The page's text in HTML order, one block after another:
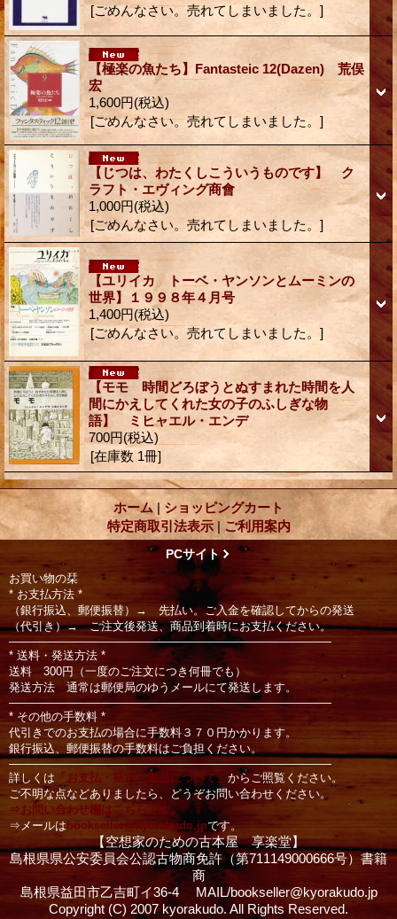
[ごめんなさい。売れてしまいました。]
【極楽の魚たち】Fantasteic 12(Dazen) 荒俣
宏
1,600円(税込)
[ごめんなさい。売れてしまいました。]
【じつは、わたくしこういうものです】 ク
ラフト・エヴィング商會
1,000円(税込)
[ごめんなさい。売れてしまいました。]
【ユリイカ トーベ・ヤンソンとムーミンの
世界】１９９８年４月号
1,400円(税込)
[ごめんなさい。売れてしまいました。]
【モモ 時間どろぼうとぬすまれた時間を人
間にかえしてくれた女の子のふしぎな物
語】 ミヒャエル・エンデ
700円(税込)
[在庫数 1冊]
ホーム | ショッピングカート
特定商取引法表示 | ご利用案内
PCサイト
お買い物の栞
* お支払方法 *
（銀行振込、郵便振替）→ 先払い。ご入金を確認してからの発送
（代引き）→ ご注文後発送、商品到着時にお支払ください。
――――――――――――――――――――――――――――
* 送料・発送方法 *
送料 300円（一度のご注文につき何冊でも）
発送方法 通常は郵便局のゆうメールにて発送します。
――――――――――――――――――――――――――――
* その他の手数料 *
代引きでのお支払の場合に手数料３７０円かかります。
銀行振込、郵便振替の手数料はご負担ください。
――――――――――――――――――――――――――――
詳しくは 「お支払・発送・返品について」 からご照覧ください。
ご不明な点などありましたら、どうぞお問い合わせください。
⇒お問い合わせ欄はこちらです。
⇒メールはbookseller@kyorakudo.jpです。
【空想家のための古本屋 享楽堂】
島根県県公安委員会公認古物商免許（第711149000666号）書籍
商
島根県益田市乙吉町イ36‐4 MAIL/bookseller@kyorakudo.jp
Copyright (C) 2007 kyorakudo. All Rights Reserved.